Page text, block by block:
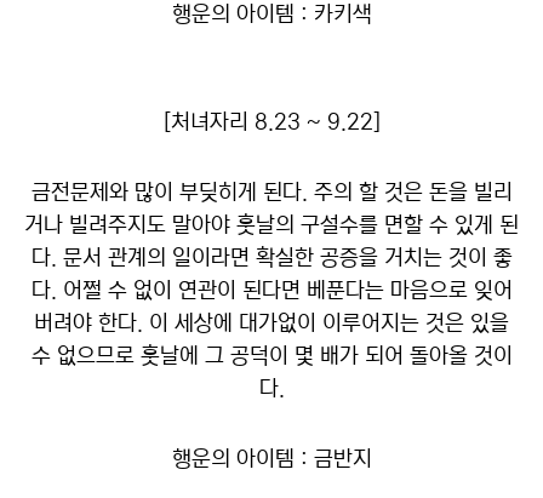
행운의 아이템 : 카키색
[처녀자리 8.23 ~ 9.22]
금전문제와 많이 부딪히게 된다. 주의 할 것은 돈을 빌리
거나 빌려주지도 말아야 훗날의 구설수를 면할 수 있게 된
다. 문서 관계의 일이라면 확실한 공증을 거치는 것이 좋
다. 어쩔 수 없이 연관이 된다면 베푼다는 마음으로 잊어
버려야 한다. 이 세상에 대가없이 이루어지는 것은 있을
수 없으므로 훗날에 그 공덕이 몇 배가 되어 돌아올 것이
다.
행운의 아이템 : 금반지